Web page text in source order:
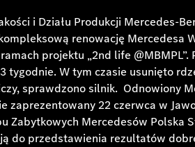
i Działu Produkcji Mercedes-
renowację Mercedesa
projektu „2nd life
tygodnie. W tym czasie usunięto
sprawdzono silnik. Odnowiony
zaprezentowany 22 czerwca w
Zabytkowych Mercedesów Polska
do przedstawienia rezultatów